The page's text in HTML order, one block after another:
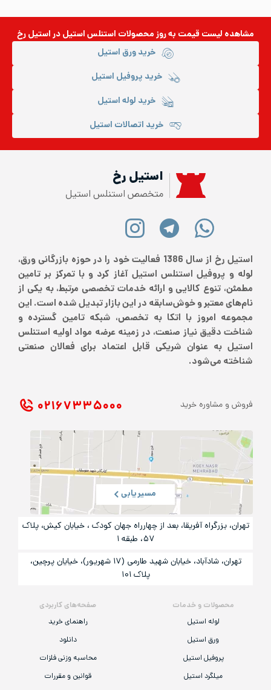
مشاهده لیست قیمت به روزمحصولات استنلس استیلدر استیل رخ
خرید ورق استیل
خرید پروفیل استیل
خرید لوله استیل
خرید اتصالات استیل
استیل رخ
متخصص استنلس استیل
استیل رخ از سال 1386 فعالیت خود را در حوزه بازرگانی ورق،
لوله و پروفیل استنلس استیل آغاز کرد و با تمرکز بر تامین
مطمئن، تنوع کالایی و ارائه خدمات تخصصی مرتبط، به یکی از
نام‌های معتبر و خوش‌سابقه در این بازار تبدیل شده است. این
مجموعه امروز با اتکا به تخصص، شبکه تامین گسترده و
شناخت دقیق نیاز صنعت، در زمینه عرضه مواد اولیه استنلس
استیل به عنوان شریکی قابل اعتماد برای فعالان صنعتی
شناخته می‌شود.
محصولات و خدمات
لوله استیل
ورق استیل
پروفیل استیل
میلگرد استیل
صفحه‌های کاربردی
راهنمای خرید
دانلود
محاسبه وزنی فلزات
قوانین و مقررات
فروش و مشاوره خرید ۰۲۱ ۶۷۳۳۵۰۰۰
مسیریابی
تهران، بزرگراه آفریقا، بعد از چهارراه جهان کودک ، خیابان کیش، پلاک
۵۷، طبقه ۱
تهران، شادآباد، خیابان شهید طارمی (۱۷ شهریور)، خیایان پرچین،
پلاک ۱۰۱